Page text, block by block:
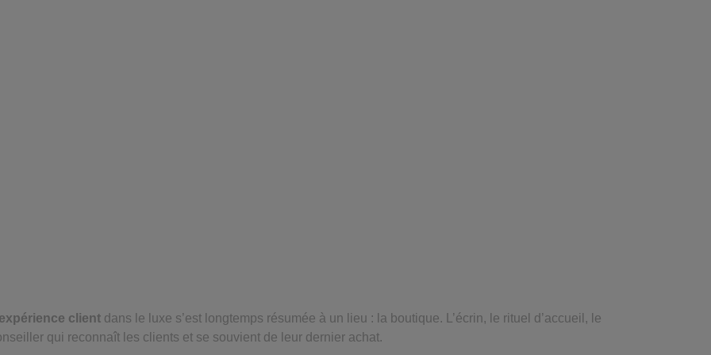
expérience client dans le luxe s’est longtemps résumée à un lieu : la boutique. L’écrin, le rituel d’accueil, le
qui reconnaît les clients et se souvient de leur dernier achat.